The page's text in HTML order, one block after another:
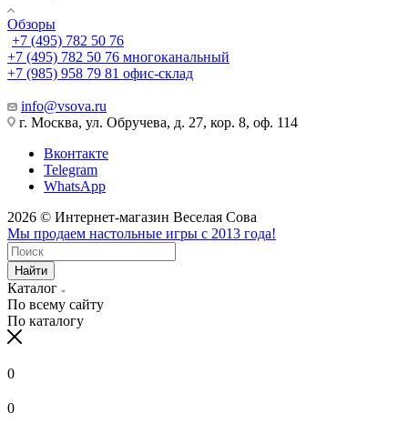
Обзоры
+7 (495) 782 50 76
+7 (495) 782 50 76 многоканальный
+7 (985) 958 79 81 офис-склад
info@vsova.ru
г. Москва, ул. Обручева, д. 27, кор. 8, оф. 114
Вконтакте
Telegram
WhatsApp
2026 © Интернет-магазин Веселая Сова
Мы продаем настольные игры с 2013 года!
Найти
Каталог
По всему сайту
По каталогу
0
0